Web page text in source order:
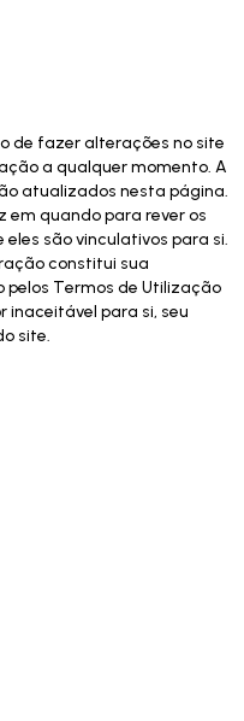
de fazer alterações no site
a qualquer momento. A
atualizados nesta página.
em quando para rever os
são vinculativos para si.
constitui sua
pelos Termos de Utilização
para si, seu
site.